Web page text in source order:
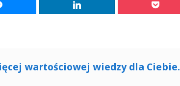
wartościowej wiedzy dla Ciebie.